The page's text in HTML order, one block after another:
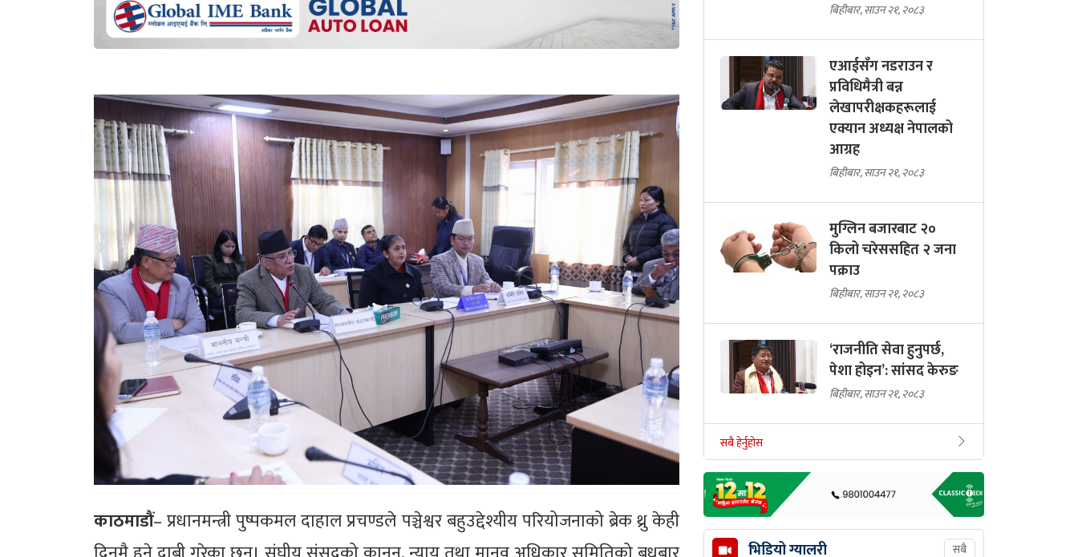
काठमाडौं– प्रधानमन्त्री पुष्पकमल दाहाल प्रचण्डले पञ्चेश्वर बहुउद्देश्यीय परियोजनाको ब्रेक थ्रु केही
बिहीबार, साउन २१, २०८३
एआईसँग नडराउन र
प्रविधिमैत्री बन्न
लेखापरीक्षकहरूलाई
एक्यान अध्यक्ष नेपालको
आग्रह
बिहीबार, साउन २१, २०८३
मुग्लिन बजारबाट २०
किलो चरेससहित २ जना
पक्राउ
बिहीबार, साउन २१, २०८३
‘राजनीति सेवा हुनुपर्छ,
पेशा होइन’: सांसद केरुङ
बिहीबार, साउन २१, २०८३
सबै हेर्नुहोस
भिडियो ग्यालरी सबै